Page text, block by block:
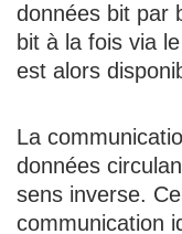
données bit par
bit à la fois via
est alors
La
données
sens inverse.
communication